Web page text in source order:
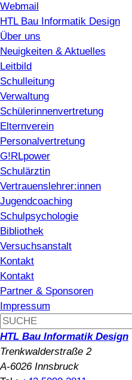
Webmail
HTL Bau Informatik Design
Über uns
Neuigkeiten & Aktuelles
Leitbild
Schulleitung
Verwaltung
Schülerinnenvertretung
Elternverein
Personalvertretung
G!RLpower
Schulärztin
Vertrauenslehrer:innen
Jugendcoaching
Schulpsychologie
Bibliothek
Versuchsanstalt
Kontakt
Kontakt
Partner & Sponsoren
Impressum
HTL Bau Informatik Design
Trenkwalderstraße 2
A-6026 Innsbruck